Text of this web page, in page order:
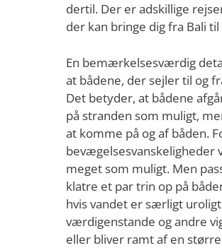
dertil. Der er adskillige
der kan bringe dig fra Bali
En bemærkelsesværdig
at bådene, der sejler til og
Det betyder, at bådene
på stranden som muligt,
at komme på og af båden.
bevægelsesvanskeligheder
meget som muligt. Men
klatre et par trin op på
hvis vandet er særligt
værdigenstande og andre
eller bliver ramt af en